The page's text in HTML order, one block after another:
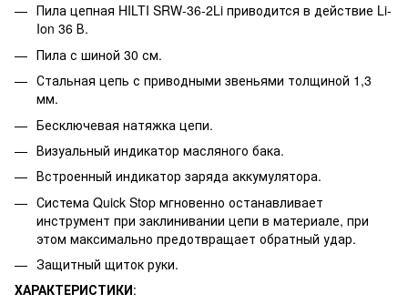
Пила цепная HILTI SRW-36-2Li приводится в действие Li-
Ion 36 В.
Пила с шиной 30 см.
Стальная цепь с приводными звеньями толщиной 1,3
мм.
Бесключевая натяжка цепи.
Визуальный индикатор масляного бака.
Встроенный индикатор заряда аккумулятора.
Система Quick Stop мгновенно останавливает
инструмент при заклинивании цепи в материале, при
этом максимально предотвращает обратный удар.
Защитный щиток руки.
ХАРАКТЕРИСТИКИ: